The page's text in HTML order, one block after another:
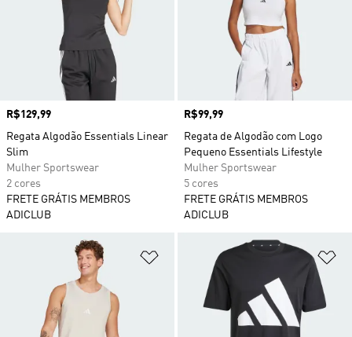
Preço
R$129,99
Regata Algodão Essentials Linear
Slim
Mulher Sportswear
2 cores
FRETE GRÁTIS MEMBROS
ADICLUB
Preço
R$99,99
Regata de Algodão com Logo
Pequeno Essentials Lifestyle
Mulher Sportswear
5 cores
FRETE GRÁTIS MEMBROS
ADICLUB
Adicionar à Lista de Desejos